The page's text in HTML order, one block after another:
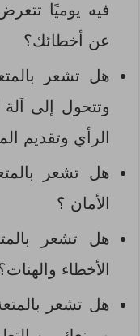
فيه يوميًا
عن أخطائك؟
هل تشعر
وتتحول إلى
الرأي وتقديم
هل تشعر
الأمان ؟
هل تشعر
الأخطاء
هل تشعر